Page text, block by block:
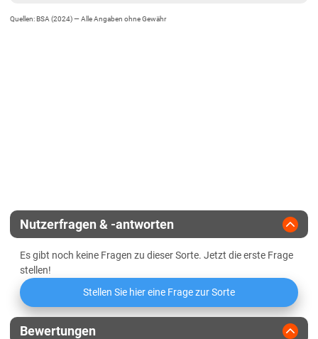
SBR-Toleranz
Herbizidresistenz gegen ALS-
Hemmer (Conviso)
BMYV- und BYV-Toleranz
EU-Sorte
Quellen: BSA (2024) —Alle Angaben ohne Gewähr
Nutzerfragen & -antworten
Es gibt noch keine Fragen zu dieser Sorte. Jetzt die erste Frage
stellen!
Stellen Sie hier eine Frage zur Sorte
Bewertungen